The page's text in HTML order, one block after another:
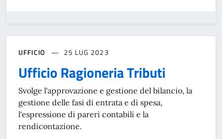
UFFICIO 25 LUG 2023
Ufficio Ragioneria Tributi
Svolge l'approvazione e gestione del bilancio, la
gestione delle fasi di entrata e di spesa,
l'espressione di pareri contabili e la
rendicontazione.